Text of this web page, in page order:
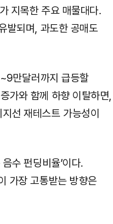
지목한 주요 매물대다.
발되며, 과도한 공매도
만달러까지 급등할
가와 함께 하향 이탈하면,
선 재테스트 가능성이
수 펀딩비율’이다.
가장 고통받는 방향은